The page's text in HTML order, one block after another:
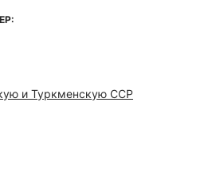
и Туркменскую ССР